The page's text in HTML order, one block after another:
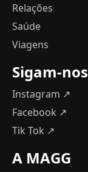
Relações
Saúde
Viagens
Sigam-nos
Instagram ↗
Facebook ↗
Tik Tok ↗
A MAGG